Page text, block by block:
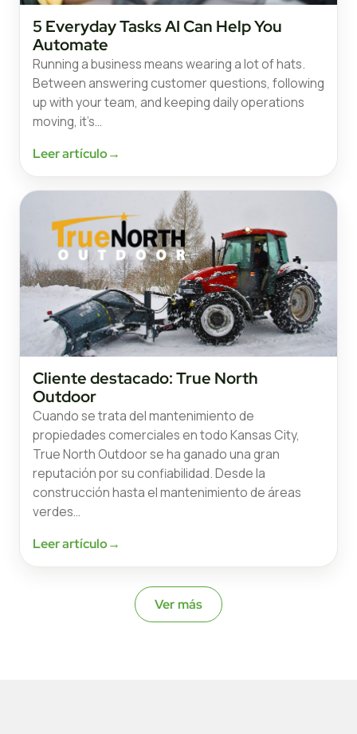
5 Everyday Tasks AI Can Help You
Automate
Running a business means wearing a lot of hats.
Between answering customer questions, following
up with your team, and keeping daily operations
moving, it’s…
Leer artículo→
Cliente destacado: True North
Outdoor
Cuando se trata del mantenimiento de
propiedades comerciales en todo Kansas City,
True North Outdoor se ha ganado una gran
reputación por su confiabilidad. Desde la
construcción hasta el mantenimiento de áreas
verdes…
Leer artículo→
Ver más